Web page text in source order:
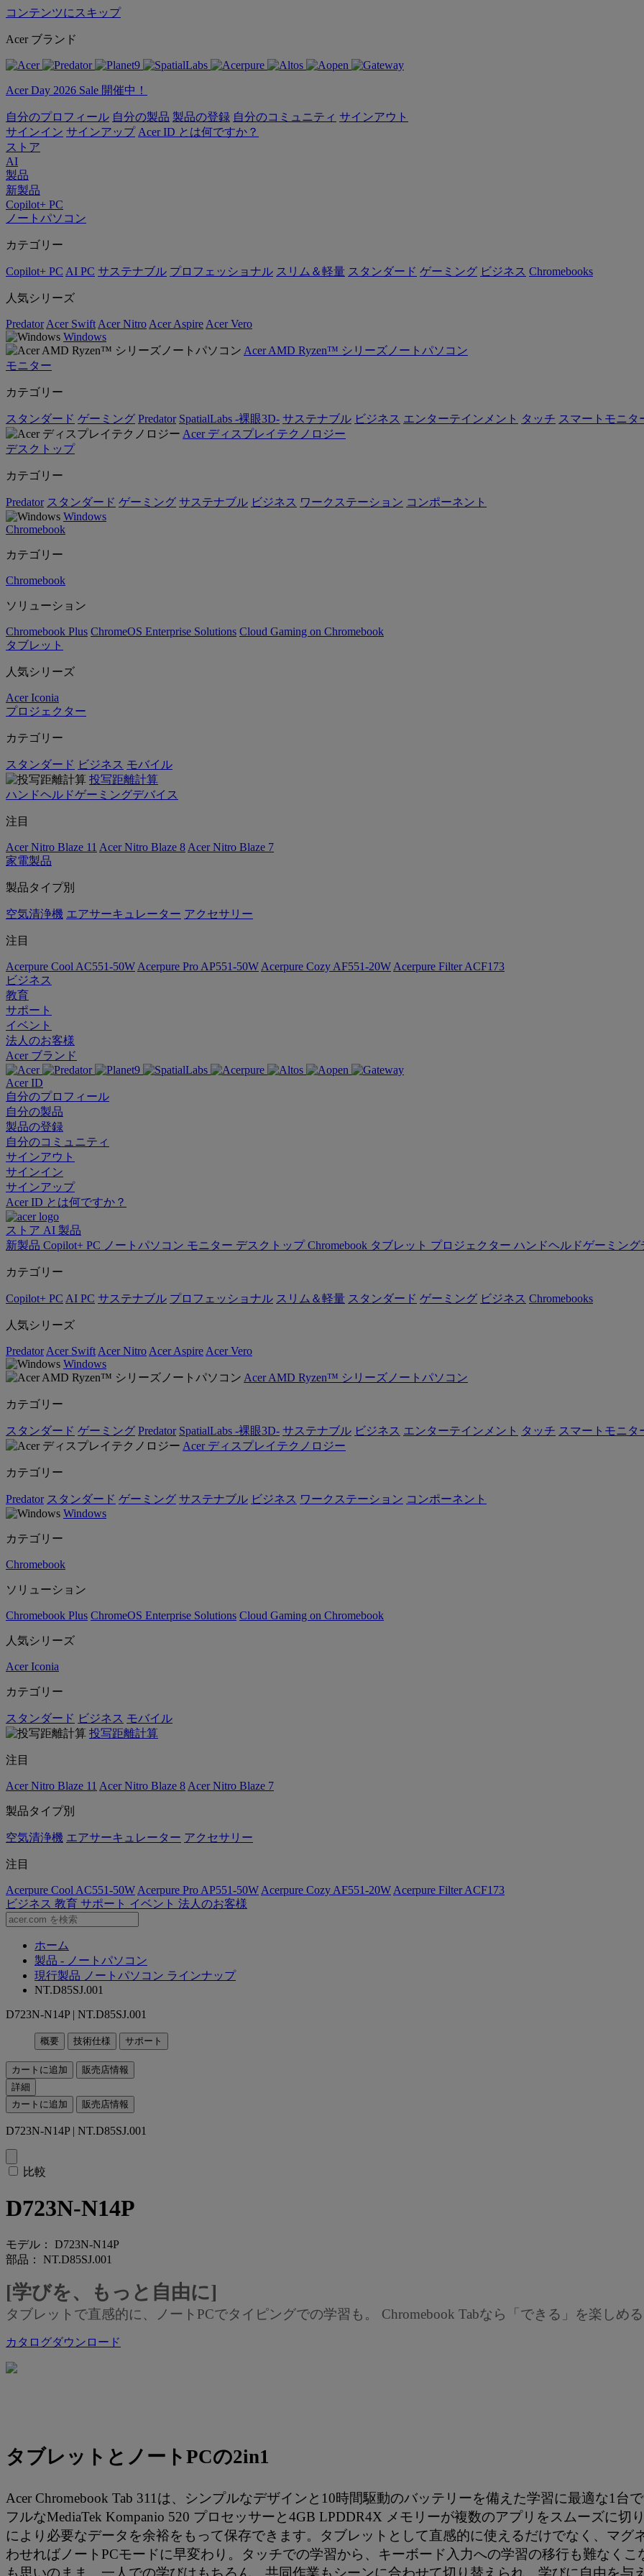
コンテンツにスキップ
Acer ブランド
Acer Day 2026 Sale 開催中！
自分のプロフィール 自分の製品 製品の登録 自分のコミュニティ サインアウト
サインイン サインアップ Acer ID とは何ですか？
ストア
AI
製品
新製品
Copilot+ PC
ノートパソコン
カテゴリー
Copilot+ PC AI PC サステナブル プロフェッショナル スリム＆軽量 スタンダード ゲーミング ビジネス Chromebooks
人気シリーズ
Predator Acer Swift Acer Nitro Acer Aspire Acer Vero
Windows
Acer AMD Ryzen™ シリーズノートパソコン
モニター
カテゴリー
スタンダード ゲーミング Predator SpatialLabs -裸眼3D- サステナブル ビジネス エンターテインメント タッチ スマートモニタ
Acer ディスプレイテクノロジー
デスクトップ
カテゴリー
Predator スタンダード ゲーミング サステナブル ビジネス ワークステーション コンポーネント
Windows
Chromebook
カテゴリー
Chromebook
ソリューション
Chromebook Plus ChromeOS Enterprise Solutions Cloud Gaming on Chromebook
タブレット
人気シリーズ
Acer Iconia
プロジェクター
カテゴリー
スタンダード ビジネス モバイル
投写距離計算
ハンドヘルドゲーミングデバイス
注目
Acer Nitro Blaze 11 Acer Nitro Blaze 8 Acer Nitro Blaze 7
家電製品
製品タイプ別
空気清浄機 エアサーキュレーター アクセサリー
注目
Acerpure Cool AC551-50W Acerpure Pro AP551-50W Acerpure Cozy AF551-20W Acerpure Filter ACF173
ビジネス
教育
サポート
イベント
法人のお客様
Acer ブランド
Acer ID
自分のプロフィール
自分の製品
製品の登録
自分のコミュニティ
サインアウト
サインイン
サインアップ
Acer ID とは何ですか？
ストア AI 製品
新製品 Copilot+ PC ノートパソコン モニター デスクトップChromebook タブレット プロジェクター ハンドヘルドゲーミン
カテゴリー
Copilot+ PC AI PC サステナブル プロフェッショナル スリム＆軽量 スタンダード ゲーミング ビジネス Chromebooks
人気シリーズ
Predator Acer Swift Acer Nitro Acer Aspire Acer Vero
Windows
Acer AMD Ryzen™ シリーズノートパソコン
カテゴリー
スタンダード ゲーミング Predator SpatialLabs -裸眼3D- サステナブル ビジネス エンターテインメント タッチ スマートモニタ
Acer ディスプレイテクノロジー
カテゴリー
Predator スタンダード ゲーミング サステナブル ビジネス ワークステーション コンポーネント
Windows
カテゴリー
Chromebook
ソリューション
Chromebook Plus ChromeOS Enterprise Solutions Cloud Gaming on Chromebook
人気シリーズ
Acer Iconia
カテゴリー
スタンダード ビジネス モバイル
投写距離計算
注目
Acer Nitro Blaze 11 Acer Nitro Blaze 8 Acer Nitro Blaze 7
製品タイプ別
空気清浄機 エアサーキュレーター アクセサリー
注目
Acerpure Cool AC551-50W Acerpure Pro AP551-50W Acerpure Cozy AF551-20W Acerpure Filter ACF173
ビジネス 教育 サポート イベント 法人のお客様
ホーム
製品 - ノートパソコン
現行製品 ノートパソコン ラインナップ
NT.D85SJ.001
D723N-N14P | NT.D85SJ.001
概要 技術仕様 サポート
カートに追加
販売店情報
詳細
カートに追加
販売店情報
D723N-N14P | NT.D85SJ.001
比較
D723N-N14P
モデル： D723N-N14P
部品： NT.D85SJ.001
[学びを、もっと自由に]
タブレットで直感的に、ノートPCでタイピングでの学習も。 Chromebook Tabなら「できる」を楽しめ
カタログダウンロード
タブレットとノートPCの2in1
Acer Chromebook Tab 311は、シンプルなデザインと10時間駆動のバッテリーを備えた学習に最適な1台
フルなMediaTek Kompanio 520 プロセッサーと4GB LPDDR4X メモリーが複数のアプリをスムーズに
により必要なデータを余裕をもって保存できます。タブレットとして直感的に使えるだけでなく、マ
わせればノートPCモードに早変わり。タッチでの学習から、キーボード入力への学習の移行も難なく
も思いのまま。一人での学びはもちろん、共同作業もシーンに合わせて切り替えられ、学びに自由を与